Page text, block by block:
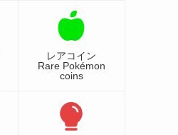
レアコイン
Rare Pokémon
coins